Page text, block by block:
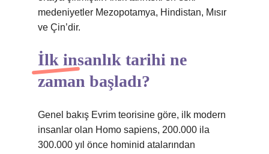
medeniyetler Mezopotamya, Hindistan, Mısır
ve Çin’dir.
İlk insanlık tarihi ne
zaman başladı?
Genel bakış Evrim teorisine göre, ilk modern
insanlar olan Homo sapiens, 200.000 ila
300.000 yıl önce hominid atalarından